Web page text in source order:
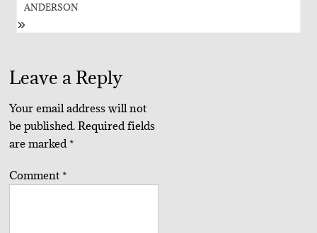
ANDERSON
Leave a Reply
Your email address will not
be published. Required fields
are marked *
Comment *